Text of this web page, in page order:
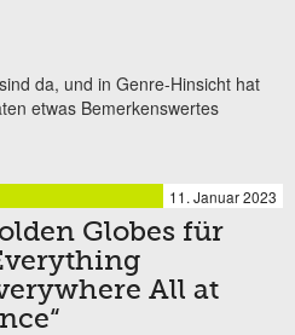
sind da, und in Genre-Hinsicht hat
etwas Bemerkenswertes
11. Januar 2023
Globes für
All at